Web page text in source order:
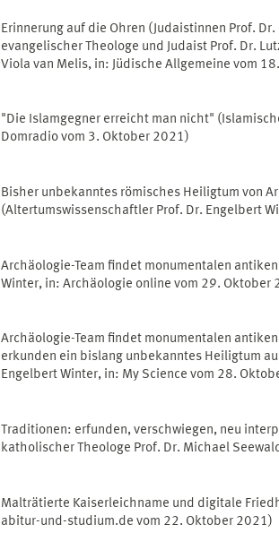
Erinnerung auf die Ohren (Judaistinnen Prof.
evangelischer Theologe und Judaist Prof. Dr.
Viola van Melis, in: Jüdische Allgemeine vom
"Die Islamgegner erreicht man nicht"
Domradio vom 3. Oktober 2021)
Bisher unbekanntes römisches Heiligtum von
(Altertumswissenschaftler Prof. Dr. Engelbert
Archäologie-Team findet monumentalen
Winter, in: Archäologie online vom 29. Oktober
Archäologie-Team findet monumentalen
erkunden ein bislang unbekanntes Heiligtum
Engelbert Winter, in: My Science vom 28.
Traditionen: erfunden, verschwiegen, neu
katholischer Theologe Prof. Dr. Michael
Malträtierte Kaiserleichname und digitale
abitur-und-studium.de vom 22. Oktober 2021)